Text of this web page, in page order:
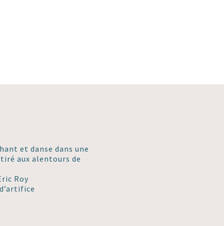
et danse dans une
aux alentours de
Roy